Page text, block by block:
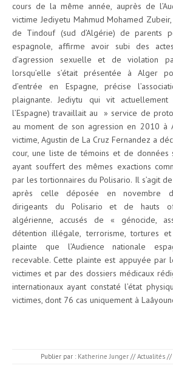
cours de la même année, auprès de
victime Jediyetu Mahmud Mohamed
de Tindouf (sud d’Algérie) de parents
espagnole, affirme avoir subi des
d’agression sexuelle et de violation
lorsqu’elle s’était présentée à Alger
d’entrée en Espagne, précise
plaignante. Jediytu qui vit
l’Espagne) travaillait au » service de
au moment de son agression en 2010 à
victime, Agustin de La Cruz Fernandez a
cour, une liste de témoins et de données
ayant souffert des mêmes exactions
par les tortionnaires du Polisario. Il s’agit
après celle déposée en novembre
dirigeants du Polisario et de hauts
algérienne, accusés de « génocide,
détention illégale, terrorisme, tortures
plainte que l’Audience nationale
recevable. Cette plainte est appuyée par
victimes et par des dossiers médicaux
internationaux ayant constaté l’état
victimes, dont 76 cas uniquement à
Publier par : Katherine Junger // Actualités //